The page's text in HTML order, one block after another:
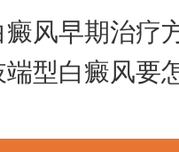
风早期治疗
型白癜风要